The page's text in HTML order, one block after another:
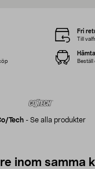
tech- Se alla produkter
Fri
Till
Beställ
inom samma